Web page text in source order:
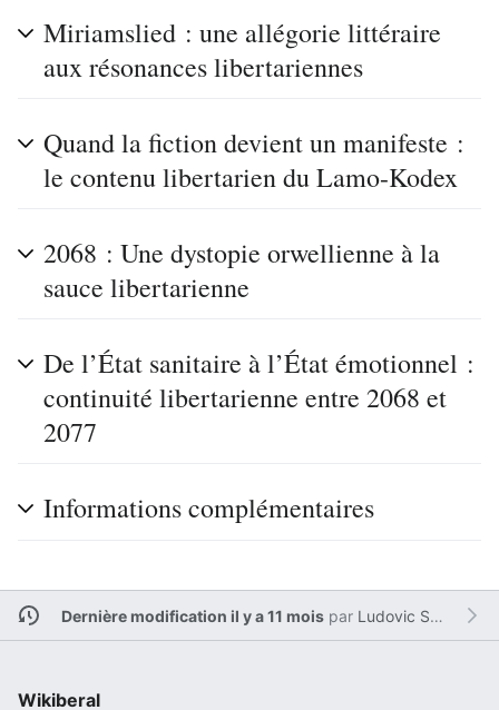
Miriamslied : une allégorie littéraire
aux résonances libertariennes
Quand la fiction devient un manifeste :
le contenu libertarien du Lamo-Kodex
2068 : Une dystopie orwellienne à la
sauce libertarienne
De l’État sanitaire à l’État émotionnel :
continuité libertarienne entre 2068 et
2077
Informations complémentaires
Dernière modification il y a 11 moispar Ludovic Sesim
Wikiberal